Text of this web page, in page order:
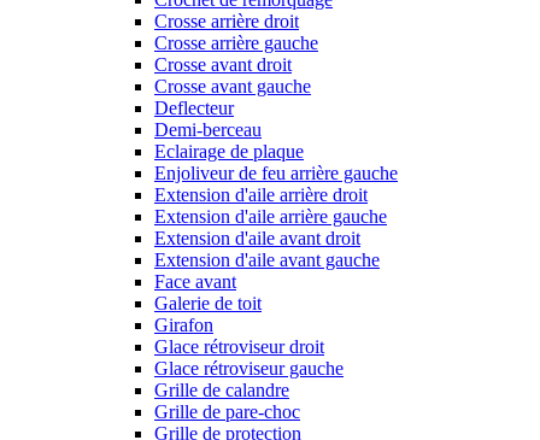
Crosse arrière droit
Crosse arrière gauche
Crosse avant droit
Crosse avant gauche
Deflecteur
Demi-berceau
Eclairage de plaque
Enjoliveur de feu arrière gauche
Extension d'aile arrière droit
Extension d'aile arrière gauche
Extension d'aile avant droit
Extension d'aile avant gauche
Face avant
Galerie de toit
Girafon
Glace rétroviseur droit
Glace rétroviseur gauche
Grille de calandre
Grille de pare-choc
Grille de protection